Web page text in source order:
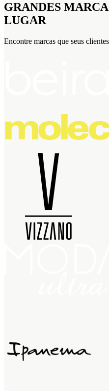
GRANDES
LUGAR
Encontre marcas que seus